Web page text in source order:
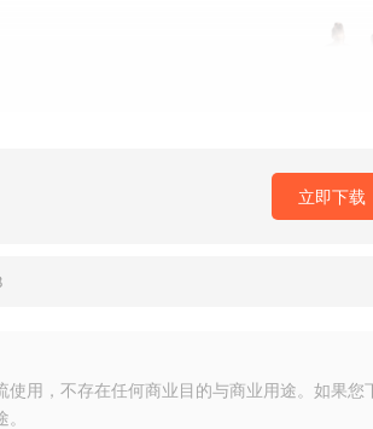
立即下载
用，不存在任何商业目的与商业用途。如果您